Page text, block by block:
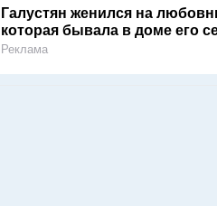
Галустян женился на
которая бывала в доме его
Реклама